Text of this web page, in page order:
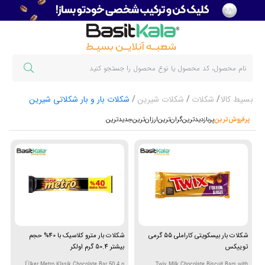
بسیط کالا شکلات شکلات شیرین شکلات بار و بار شکلاتی شیرین
پرفروش‌ترین‌پربازدیدترینگران‌ترینارزان‌ترینجدیدترین
شکلات بار بیسکویتی کاراملی ۵۵ گرمی
توییکس
شکلات بار مترو کلاسیک با 40% حجم
بیشتر 50.4 گرم اولکر